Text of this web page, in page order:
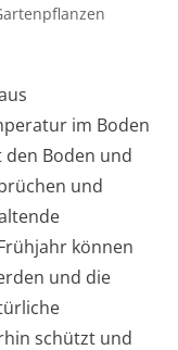
im Boden
Boden und
und
können
und die
schützt und